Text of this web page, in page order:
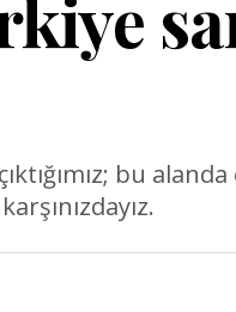
bu